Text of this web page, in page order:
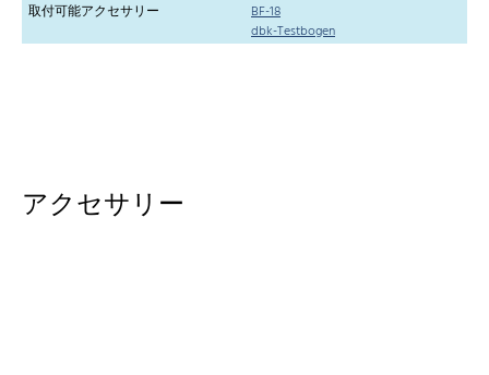
取付可能アクセサリー
BF-18
dbk-Testbogen
アクセサリー